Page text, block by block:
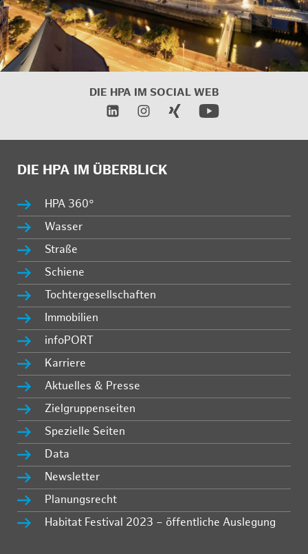
DIE HPA IM SOCIAL WEB
DIE HPA IM ÜBERBLICK
HPA 360°
Wasser
Straße
Schiene
Tochtergesellschaften
Immobilien
infoPORT
Karriere
Aktuelles & Presse
Zielgruppenseiten
Spezielle Seiten
Data
Newsletter
Planungsrecht
Habitat Festival 2023 – öffentliche Auslegung